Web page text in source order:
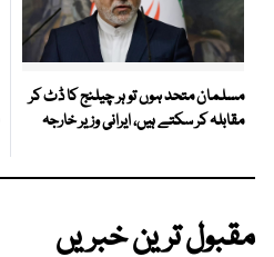
مسلمان متحد ہوں تو ہر چیلنج کا ڈٹ کر
مقابلہ کر سکتے ہیں، ایرانی وزیر خارجہ
مقبول ترین خبریں